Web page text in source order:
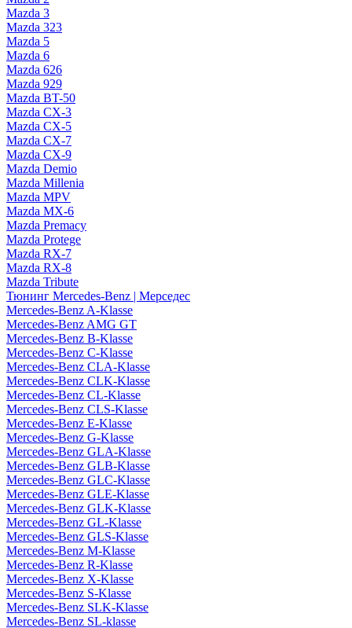
Mazda 3
Mazda 323
Mazda 5
Mazda 6
Mazda 626
Mazda 929
Mazda BT-50
Mazda CX-3
Mazda CX-5
Mazda CX-7
Mazda CX-9
Mazda Demio
Mazda Millenia
Mazda MPV
Mazda MX-6
Mazda Premacy
Mazda Protege
Mazda RX-7
Mazda RX-8
Mazda Tribute
Тюнинг Mercedes-Benz | Мерседес
Mercedes-Benz A-Klasse
Mercedes-Benz AMG GT
Mercedes-Benz B-Klasse
Mercedes-Benz C-Klasse
Mercedes-Benz CLA-Klasse
Mercedes-Benz CLK-Klasse
Mercedes-Benz CL-Klasse
Mercedes-Benz CLS-Klasse
Mercedes-Benz E-Klasse
Mercedes-Benz G-Klasse
Mercedes-Benz GLA-Klasse
Mercedes-Benz GLB-Klasse
Mercedes-Benz GLC-Klasse
Mercedes-Benz GLE-Klasse
Mercedes-Benz GLK-Klasse
Mercedes-Benz GL-Klasse
Mercedes-Benz GLS-Klasse
Mercedes-Benz M-Klasse
Mercedes-Benz R-Klasse
Mercedes-Benz X-Klasse
Mercedes-Benz S-Klasse
Mercedes-Benz SLK-Klasse
Mercedes-Benz SL-klasse